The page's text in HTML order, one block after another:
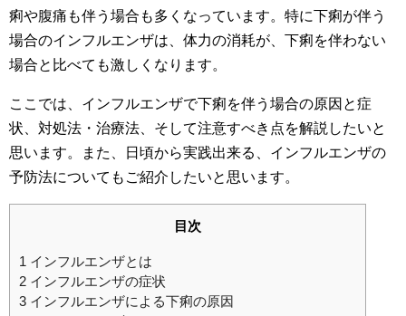
痢や腹痛も伴う場合も多くなっています。特に下痢が伴う
場合のインフルエンザは、体力の消耗が、下痢を伴わない
場合と比べても激しくなります。
ここでは、インフルエンザで下痢を伴う場合の原因と症
状、対処法・治療法、そして注意すべき点を解説したいと
思います。また、日頃から実践出来る、インフルエンザの
予防法についてもご紹介したいと思います。
目次
1 インフルエンザとは
2 インフルエンザの症状
3 インフルエンザによる下痢の原因